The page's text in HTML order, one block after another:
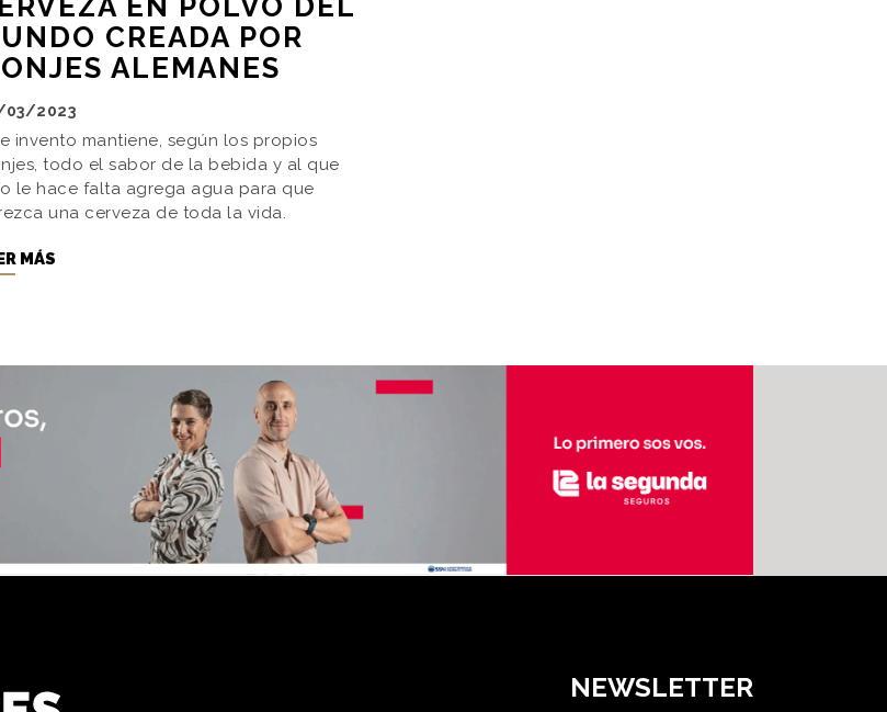
EN POLVO DEL
CREADA POR
ALEMANES
03/2023
invento mantiene, según los propios
todo el sabor de la bebida y al que
le hace falta agrega agua para que
una cerveza de toda la vida.
MÁS
NEWSLETTER